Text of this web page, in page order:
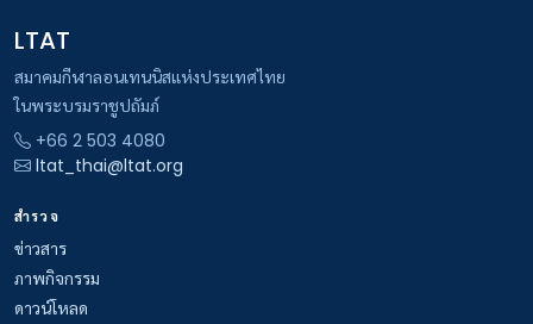
LTAT
สมาคมกีฬาลอนเทนนิสแห่งประเทศไทย
ในพระบรมราชูปถัมภ์
+66 2 503 4080
ltat_thai@ltat.org
สำรวจ
ข่าวสาร
ภาพกิจกรรม
ดาวน์โหลด